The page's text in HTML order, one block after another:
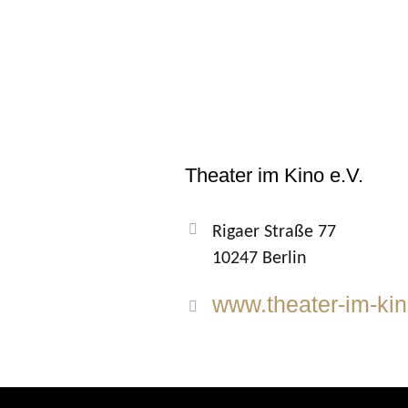
Theater im Kino e.V.
Rigaer Straße 77
10247 Berlin
www.theater-im-